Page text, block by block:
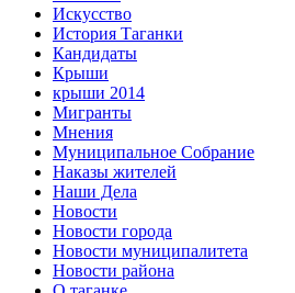
Искусство
История Таганки
Кандидаты
Крыши
крыши 2014
Мигранты
Мнения
Муниципальное Собрание
Наказы жителей
Наши Дела
Новости
Новости города
Новости муниципалитета
Новости района